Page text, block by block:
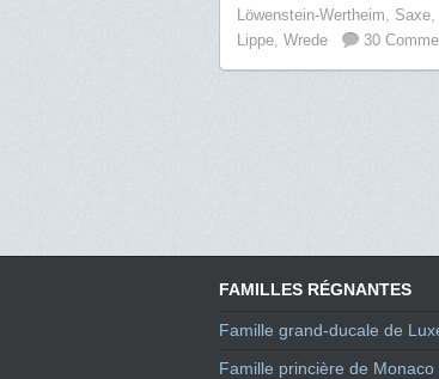
Löwenstein-Wertheim
Saxe
Lippe Wrede 30
FAMILLES RÉGNANTES
Famille grand-ducale de
Famille princière de Monaco